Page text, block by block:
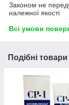
Законом не
належної якості
Всі умови
Подібні товари